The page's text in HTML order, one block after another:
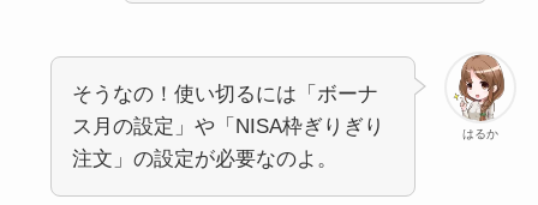
はるか
そうなの！使い切るには「ボーナ
ス月の設定」や「NISA枠ぎりぎり
注文」の設定が必要なのよ。